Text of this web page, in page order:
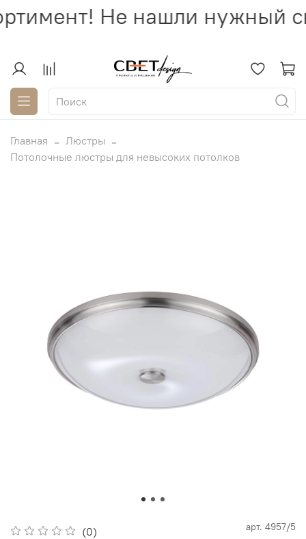
Не нашли нужный
Главная
Люстры
Потолочные люстры для невысоких потолков
(0) арт. 4957/5